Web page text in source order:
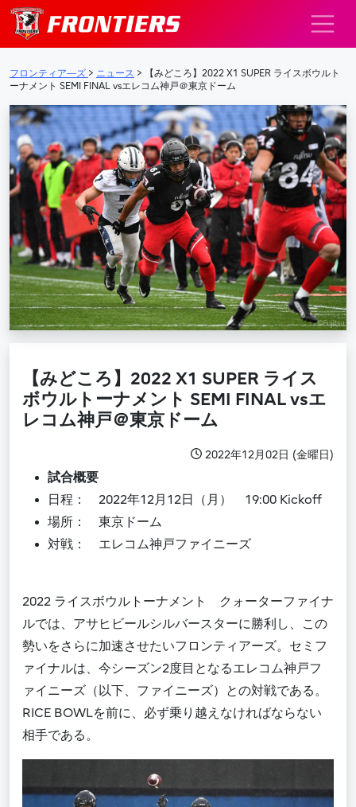
メインナビゲーション
フロンティア―ズ > ニュース >
【みどころ】2022 X1 SUPER ライスボウルト
ーナメント SEMI FINAL vsエレコム神戸＠東京ドーム
【みどころ】2022 X1 SUPER ライス
ボウルトーナメント SEMI FINAL vsエ
レコム神戸＠東京ドーム
2022年12月02日 (金曜日)
試合概要
日程： 2022年12月12日（月） 19:00 Kickoff
場所： 東京ドーム
対戦： エレコム神戸ファイニーズ
2022 ライスボウルトーナメント クォーターファイナ
ルでは、アサヒビールシルバースターに勝利し、この
勢いをさらに加速させたいフロンティアーズ。セミフ
ァイナルは、今シーズン2度目となるエレコム神戸フ
ァイニーズ（以下、ファイニーズ）との対戦である。
RICE BOWLを前に、必ず乗り越えなければならない
相手である。